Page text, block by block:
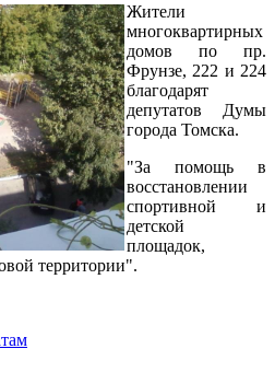
Жители
многоквартирных
домов по пр.
Фрунзе, 222 и 224
благодарят
депутатов Думы
города Томска.
"За помощь в
восстановлении
спортивной и
детской
площадок,
территории".